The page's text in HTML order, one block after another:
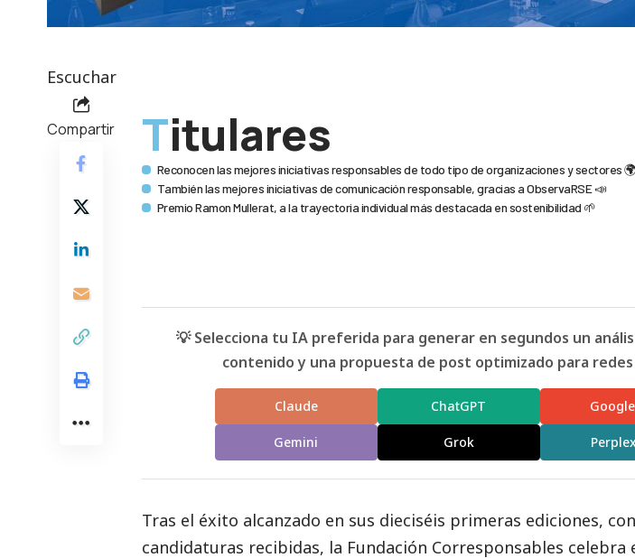
Escuchar
Compartir Titulares
Reconocen las mejores iniciativas responsables de todo tipo de organizaciones y sectores 🌍
También las mejores iniciativas de comunicación responsable, gracias a ObservaRSE 📣
Premio Ramon Mullerat, a la trayectoria individual más destacada en sostenibilidad 🌱
💡 Selecciona tu IA preferida para generar en segundos un
contenido y una propuesta de post optimizado para redes
Claude ChatGPT
Gemini Grok
Tras el éxito alcanzado en sus dieciséis primeras ediciones,
candidaturas recibidas, la Fundación Corresponsables celebra